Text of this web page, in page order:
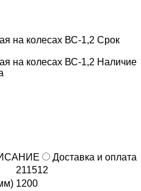
Срок
Наличие
Доставка и оплата
211512
1200